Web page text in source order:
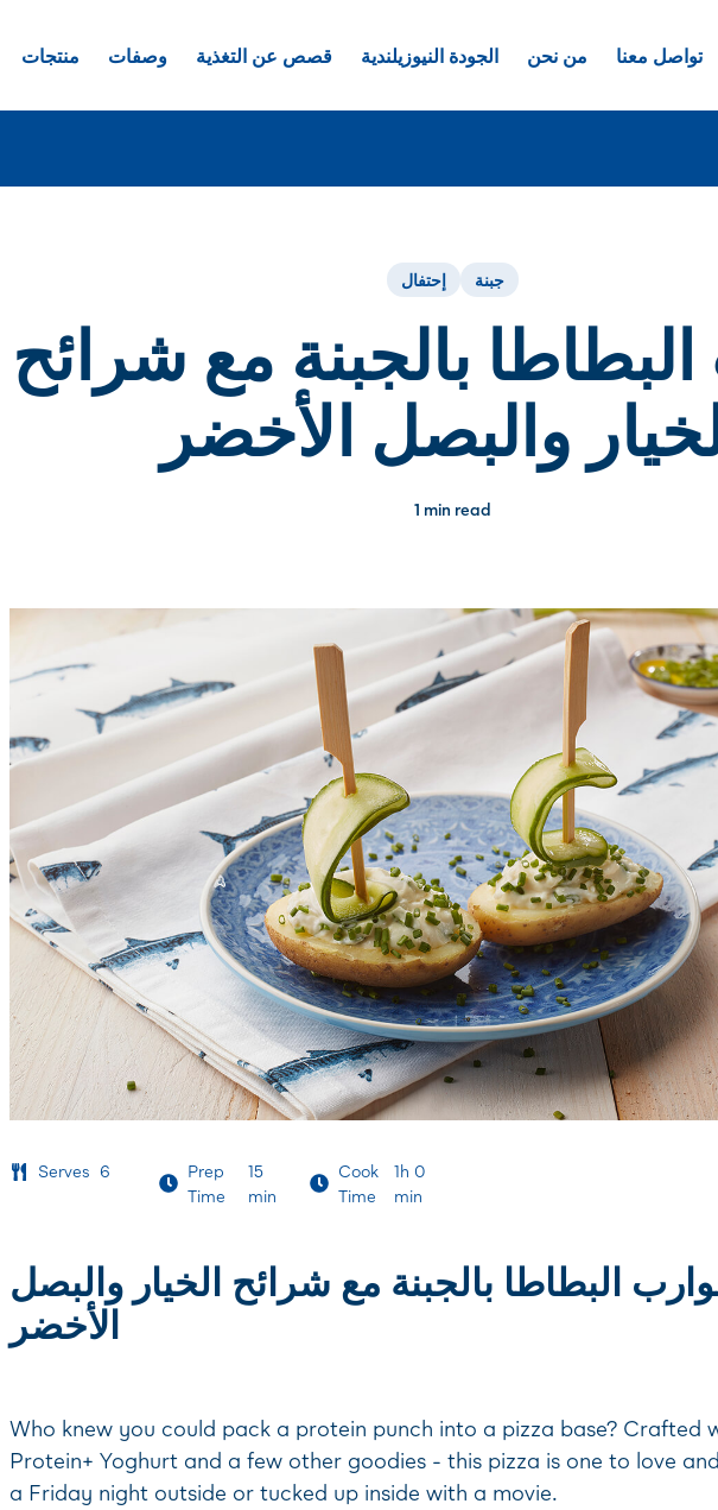
منتجات وصفات قصص عن التغذية الجودة النيوزيلندية من نحن تواصل معنا
إحتفال جبنة
بالجبنة مع شرائح
والبصل الأخضر
1 min read
Serves 6
Prep
Time
15
min
Cook
Time
1h 0
min
البطاطا بالجبنة مع شرائح الخيار والبصل
الأخضر
Who knew you could pack a protein punch into a pizza base? Crafted
Protein+ Yoghurt and a few other goodies - this pizza is one to love
a Friday night outside or tucked up inside with a movie.